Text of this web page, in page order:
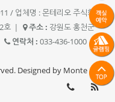
/ 업체명 : 몬테리오 주식회사
호 | 주소 : 강원도 홍천군
연락처 : 033-436-1000
|
Designed by Monte rio.